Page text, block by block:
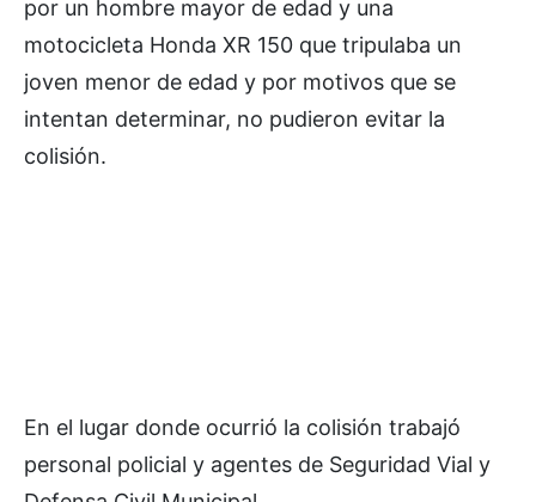
por un hombre mayor de edad y una
motocicleta Honda XR 150 que tripulaba un
joven menor de edad y por motivos que se
intentan determinar, no pudieron evitar la
colisión.
En el lugar donde ocurrió la colisión trabajó
personal policial y agentes de Seguridad Vial y